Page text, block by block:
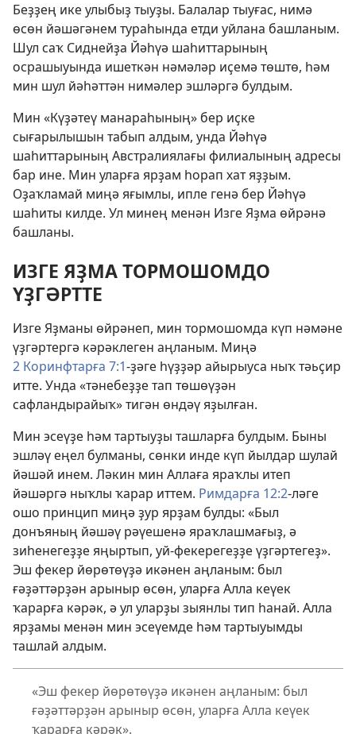
Беҙҙең ике улыбыҙ тыуҙы. Балалар тыуғас, нимә
өсөн йәшәгәнем тураһында етди уйлана башланым.
Шул саҡ Сиднейҙа Йәһүә шаһиттарының
осрашыуында ишеткән нәмәләр иҫемә төштө, һәм
мин шул йәһәттән нимәлер эшләргә булдым.
Мин «Күҙәтеү манараһының» бер иҫке
сығарылышын табып алдым, унда Йәһүә
шаһиттарының Австралиялағы филиалының адресы
бар ине. Мин уларға ярҙам һорап хат яҙҙым.
Оҙаҡламай миңә яғымлы, ипле генә бер Йәһүә
шаһиты килде. Ул минең менән Изге Яҙма өйрәнә
башланы.
ИЗГЕ ЯҘМА ТОРМОШОМДО
ҮҘГӘРТТЕ
Изге Яҙманы өйрәнеп, мин тормошомда күп нәмәне
үҙгәртергә кәрәклеген аңланым. Миңә
2 Коринфтарға 7:1-ҙәге һүҙҙәр айырыуса ныҡ тәьҫир
итте. Унда «тәнебеҙҙе тап төшөүҙән
сафландырайыҡ» тигән өндәү яҙылған.
Мин эсеүҙе һәм тартыуҙы ташларға булдым. Быны
эшләү еңел булманы, сөнки инде күп йылдар шулай
йәшәй инем. Ләкин мин Аллаға яраҡлы итеп
йәшәргә ныҡлы ҡарар иттем. Римдарға 12:2-ләге
ошо принцип миңә ҙур ярҙам булды: «Был
донъяның йәшәү рәүешенә яраҡлашмағыҙ, ә
зиһенегеҙҙе яңыртып, уй-фекерегеҙҙе үҙгәртегеҙ».
Эш фекер йөрөтөүҙә икәнен аңланым: был
ғәҙәттәрҙән арыныр өсөн, уларға Алла кеүек
ҡарарға кәрәк, ә ул уларҙы зыянлы тип һанай. Алла
ярҙамы менән мин эсеүемде һәм тартыуымды
ташлай алдым.
«Эш фекер йөрөтөүҙә икәнен аңланым: был
ғәҙәттәрҙән арыныр өсөн, уларға Алла кеүек
ҡарарға кәрәк».